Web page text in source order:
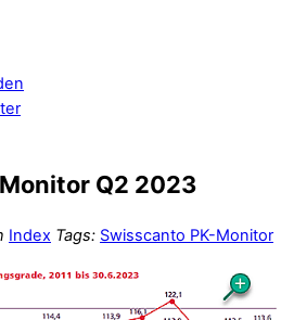
Q2 2023
Index Tags: Swisscanto PK-Monitor